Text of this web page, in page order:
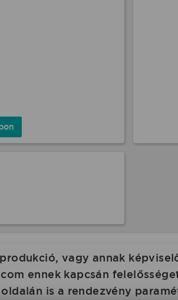
vagy annak
ennek kapcsán
is a rendezvény